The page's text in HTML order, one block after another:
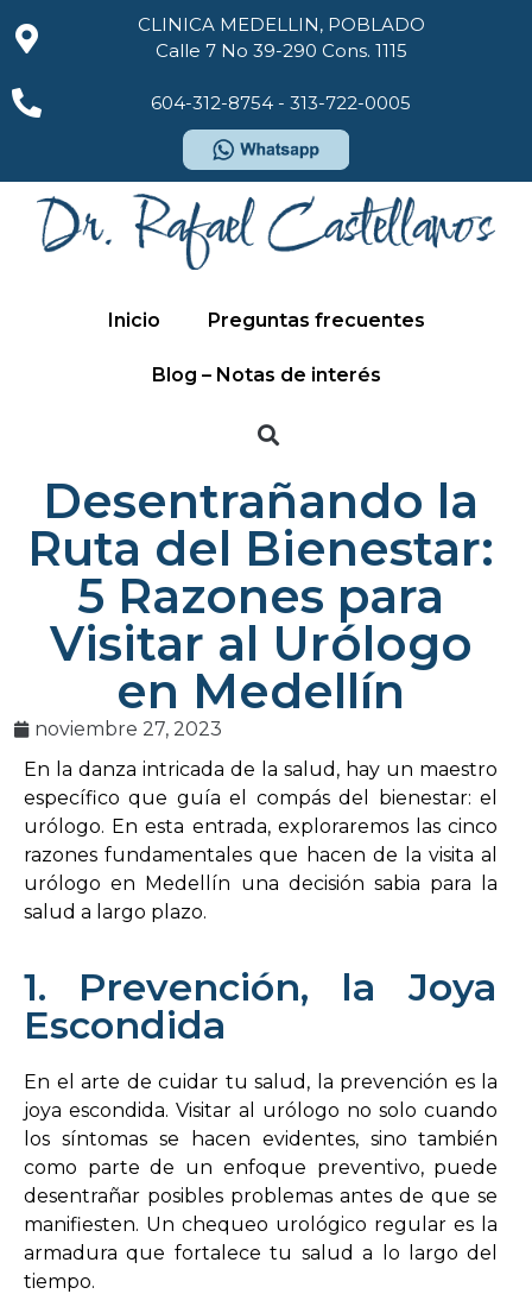
CLINICA MEDELLIN, POBLADO
Calle 7 No 39-290 Cons. 1115
604-312-8754 - 313-722-0005
Inicio Preguntas frecuentes
Blog – Notas de interés
Desentrañando la
Ruta del Bienestar:
5 Razones para
Visitar al Urólogo
en Medellín
noviembre 27, 2023
En la danza intricada de la salud, hay un maestro
específico que guía el compás del bienestar: el
urólogo. En esta entrada, exploraremos las cinco
razones fundamentales que hacen de la visita al
urólogo en Medellín una decisión sabia para la
salud a largo plazo.
1. Prevención, la Joya
Escondida
En el arte de cuidar tu salud, la prevención es la
joya escondida. Visitar al urólogo no solo cuando
los síntomas se hacen evidentes, sino también
como parte de un enfoque preventivo, puede
desentrañar posibles problemas antes de que se
manifiesten. Un chequeo urológico regular es la
armadura que fortalece tu salud a lo largo del
tiempo.